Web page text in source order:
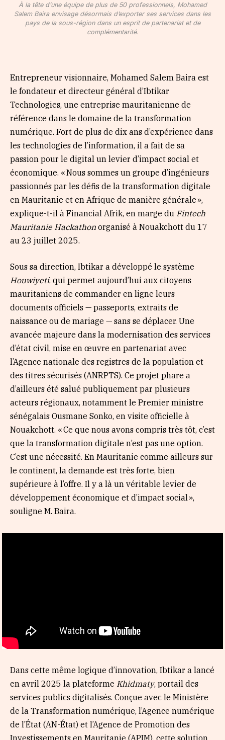
À la tête d’une équipe de plus de 50 professionnels, Mohamed
Salem Baira envisage désormais d’exporter ses services dans les
pays de la sous-région dans un esprit de partenariat et de
complémentarité.
Entrepreneur visionnaire, Mohamed Salem Baira est
le fondateur et directeur général d’Ibtikar
Technologies, une entreprise mauritanienne de
référence dans le domaine de la transformation
numérique. Fort de plus de dix ans d’expérience dans
les technologies de l’information, il a fait de sa
passion pour le digital un levier d’impact social et
économique. « Nous sommes un groupe d’ingénieurs
passionnés par les défis de la transformation digitale
en Mauritanie et en Afrique de manière générale »,
explique-t-il à Financial Afrik, en marge du Fintech
Mauritanie Hackathon organisé à Nouakchott du 17
au 23 juillet 2025.
Sous sa direction, Ibtikar a développé le système
Houwiyeti, qui permet aujourd’hui aux citoyens
mauritaniens de commander en ligne leurs
documents officiels — passeports, extraits de
naissance ou de mariage — sans se déplacer. Une
avancée majeure dans la modernisation des services
d’état civil, mise en œuvre en partenariat avec
l’Agence nationale des registres de la population et
des titres sécurisés (ANRPTS). Ce projet phare a
d’ailleurs été salué publiquement par plusieurs
acteurs régionaux, notamment le Premier ministre
sénégalais Ousmane Sonko, en visite officielle à
Nouakchott. « Ce que nous avons compris très tôt, c’est
que la transformation digitale n’est pas une option.
C’est une nécessité. En Mauritanie comme ailleurs sur
le continent, la demande est très forte, bien
supérieure à l’offre. Il y a là un véritable levier de
développement économique et d’impact social »,
souligne M. Baira.
Dans cette même logique d’innovation, Ibtikar a lancé
en avril 2025 la plateforme Khidmaty, portail des
services publics digitalisés. Conçue avec le Ministère
de la Transformation numérique, l’Agence numérique
de l’État (AN-État) et l’Agence de Promotion des